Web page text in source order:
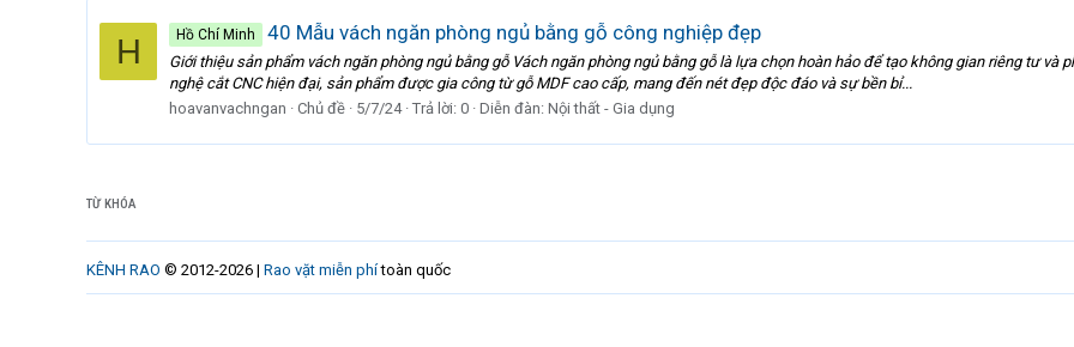
H Hồ Chí Minh 40 Mẫu vách ngăn phòng ngủ bằng gỗ công nghiệp đẹp
Giới thiệu sản phẩm vách ngăn phòng ngủ bằng gỗ Vách ngăn phòng ngủ bằng gỗ là lựa chọn hoàn hảo để tạo không gian riêng tư và
nghệ cắt CNC hiện đại, sản phẩm được gia công từ gỗ MDF cao cấp, mang đến nét đẹp độc đáo và sự bền bỉ...
hoavanvachngan
Chủ đề 5/7/24 Trả lời: 0 Diễn đàn: Nội thất - Gia dụng
TỪ KHÓA
KÊNH RAO © 2012-2026 | Rao vặt miễn phítoàn quốc